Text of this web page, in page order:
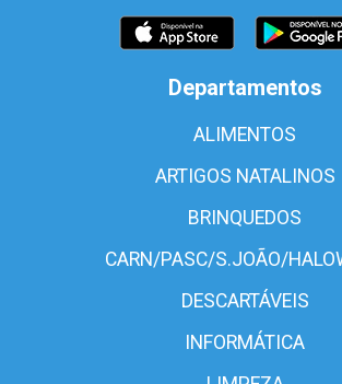
Departamentos
ALIMENTOS
ARTIGOS NATALINOS
BRINQUEDOS
CARN/PASC/S.JOÃO/
DESCARTÁVEIS
INFORMÁTICA